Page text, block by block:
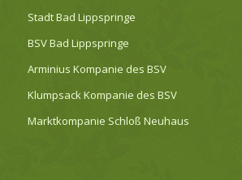
Stadt Bad Lippspringe
BSV Bad Lippspringe
Arminius Kompanie des BSV
Klumpsack Kompanie des BSV
Marktkompanie Schloß Neuhaus